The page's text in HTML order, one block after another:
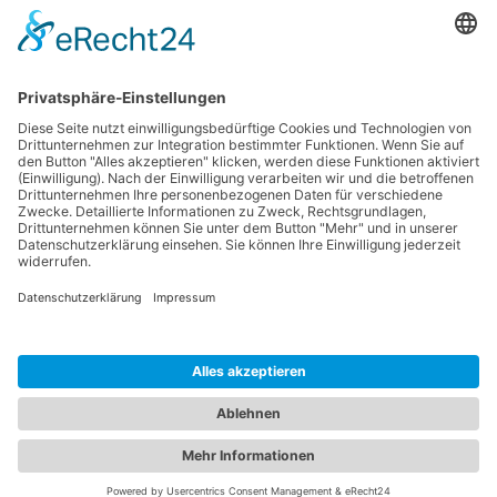
Telefon:
+498784
9602 0
Fax: +498784 9602
99
84095 Furth bei
Landshut
Am Klosterberg 5
© Klosterbrauerei Furth 2026. All Rights Reserved.
Impressum|Datenschutzhinweise
Barrierefreiheitserklärung